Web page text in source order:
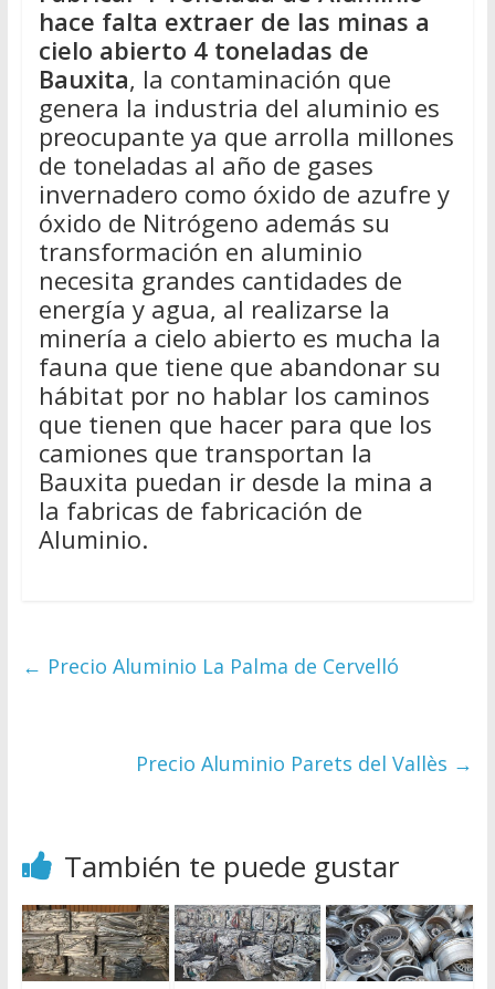
hace falta extraer de las minas a
cielo abierto 4 toneladas de
Bauxita, la contaminación que
genera la industria del aluminio es
preocupante ya que arrolla millones
de toneladas al año de gases
invernadero como óxido de azufre y
óxido de Nitrógeno además su
transformación en aluminio
necesita grandes cantidades de
energía y agua, al realizarse la
minería a cielo abierto es mucha la
fauna que tiene que abandonar su
hábitat por no hablar los caminos
que tienen que hacer para que los
camiones que transportan la
Bauxita puedan ir desde la mina a
la fabricas de fabricación de
Aluminio.
← Precio Aluminio La Palma de Cervelló
Precio Aluminio Parets del Vallès →
También te puede gustar